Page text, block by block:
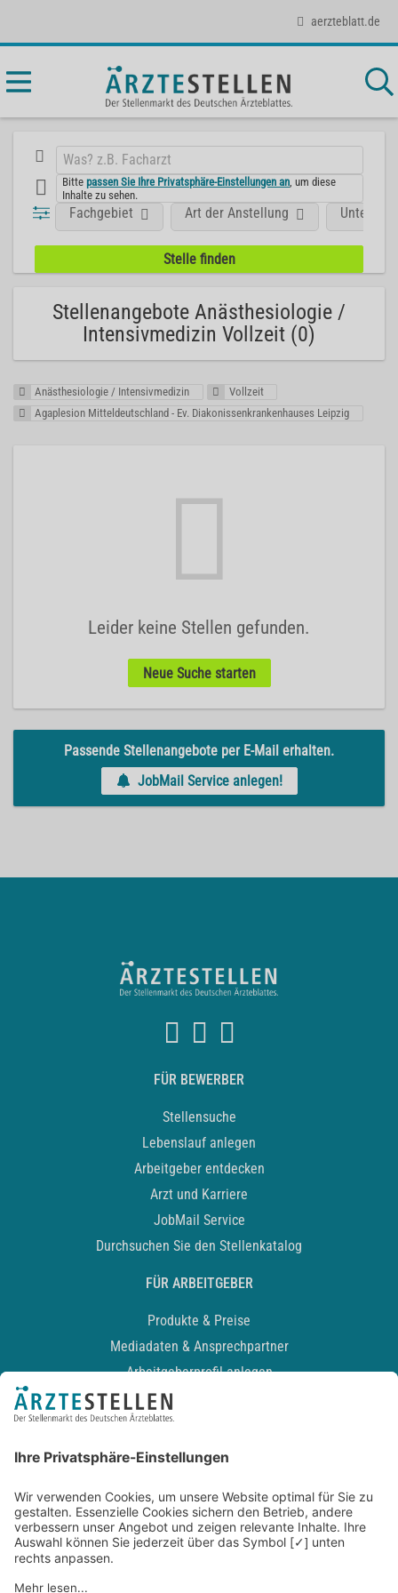
aerzteblatt.de
Bittepassen Sie Ihre Privatsphäre-Einstellungen an , um diese
Inhalte zu sehen.
Fachgebiet Art der Anstellung
Stellenangebote Anästhesiologie /
Intensivmedizin Vollzeit (0)
Anästhesiologie / Intensivmedizin
Vollzeit
Agaplesion Mitteldeutschland - Ev. Diakonissenkrankenhauses Leipzig
Leider keine Stellen gefunden.
Neue Suche starten
Passende Stellenangebote per E-Mail erhalten.
JobMail Service anlegen!
FÜR BEWERBER
Stellensuche
Lebenslauf anlegen
Arbeitgeber entdecken
Arzt und Karriere
JobMail Service
Durchsuchen Sie den Stellenkatalog
FÜR ARBEITGEBER
Produkte & Preise
Mediadaten & Ansprechpartner
Arbeitgeberprofil anlegen
Recruiting-Podcast
Kontakt
Datenschutz
Newsletter